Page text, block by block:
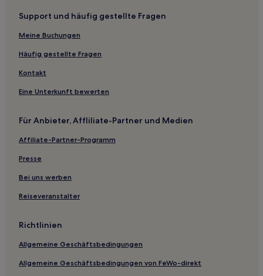
Hotels nahe Giardino Giusti
Hotels nahe Ponte Scaligero
Hotels nahe Bahnhof Buttapietra
Hotels nahe Piazza Bra
Hotels nahe Einkaufszentrum Adigeo
Hotels nahe Verona Arena
Hotels nahe Stadio Marcantonio Bentegodi
B&B in Valeggio sul Mincio
Ferienwohnungen in Verona
Gasthöfe in Verona
Gasthäuser in Verona
B&B in Borgo Roma
Gasthäuser in Borgo Roma
Support und häufig gestellte Fragen
Meine Buchungen
Häufig gestellte Fragen
Kontakt
Eine Unterkunft bewerten
Für Anbieter, Affliliate-Partner und Medien
Affiliate-Partner-Programm
Presse
Bei uns werben
Reiseveranstalter
Richtlinien
Allgemeine Geschäftsbedingungen
Allgemeine Geschäftsbedingungen von FeWo-direkt